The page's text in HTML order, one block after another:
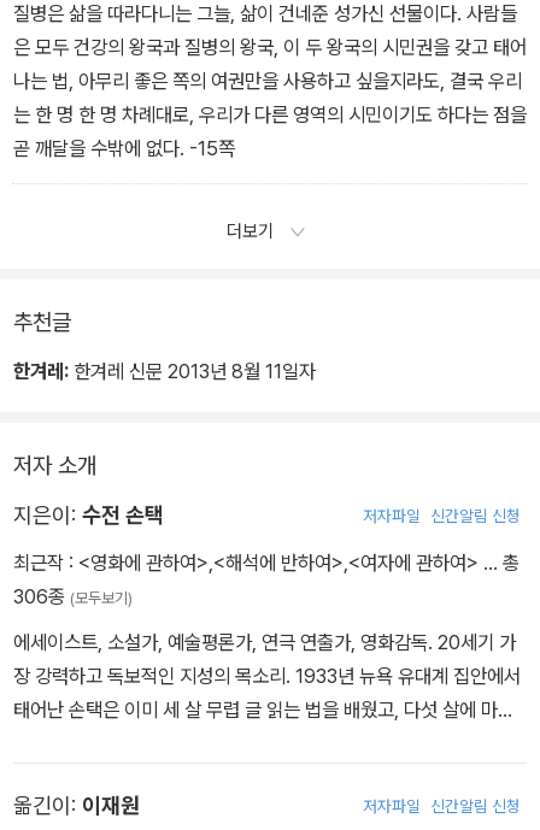
질병은 삶을 따라다니는 그늘, 삶이 건네준 성가신 선물이다. 사람들
은 모두 건강의 왕국과 질병의 왕국, 이 두 왕국의 시민권을 갖고 태어
나는 법, 아무리 좋은 쪽의 여권만을 사용하고 싶을지라도, 결국 우리
는 한 명 한 명 차례대로, 우리가 다른 영역의 시민이기도 하다는 점을
곧 깨달을 수밖에 없다. -15쪽
더보기
추천글
한겨레: 한겨레 신문 2013년 8월 11일자
저자 소개
지은이: 수전 손택 저자파일 신간알림 신청
최근작 : <영화에 관하여> <해석에 반하여> <여자에 관하여> … 총
306종 (모두보기)
에세이스트, 소설가, 예술평론가, 연극 연출가, 영화감독. 20세기 가
장 강력하고 독보적인 지성의 목소리. 1933년 뉴욕 유대계 집안에서
태어난 손택은 이미 세 살 무렵 글 읽는 법을 배웠고, 다섯 살에 마담
과 고대사, 문학을 공부했고, 열일곱 살에 결혼해 열아홉 살에 아들 데
옮긴이: 이재원 저자파일 신간알림 신청